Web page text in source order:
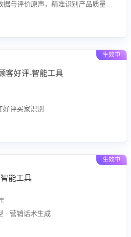
据与评价原声，精准识别产品质量、
产品迭代，从根本上降低退货率，
生效中
客好评-智能工具
好评买家识别
生效中
能工具
· 营销话术生成